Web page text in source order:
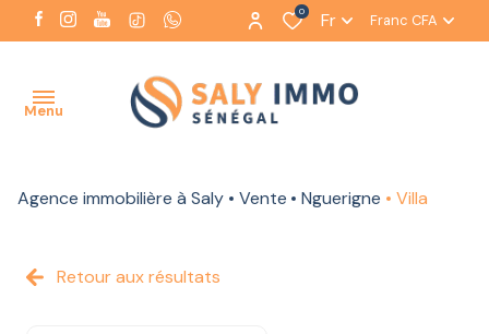
0 Fr Franc CFA
Menu
ACCUEIL
AGENCE
Agence immobilière à Saly Vente Nguerigne Villa
Retour aux résultats